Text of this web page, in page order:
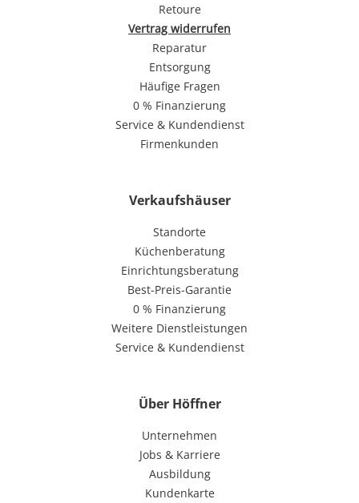
Retoure
Vertrag widerrufen
Reparatur
Entsorgung
Häufige Fragen
0 % Finanzierung
Service & Kundendienst
Firmenkunden
Verkaufshäuser
Standorte
Küchenberatung
Einrichtungsberatung
Best-Preis-Garantie
0 % Finanzierung
Weitere Dienstleistungen
Service & Kundendienst
Über Höffner
Unternehmen
Jobs & Karriere
Ausbildung
Kundenkarte